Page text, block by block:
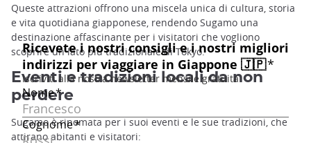
Queste attrazioni offrono una miscela unica di cultura, storia
e vita quotidiana giapponese, rendendo Sugamo una
destinazione affascinante per i visitatori che vogliono
scoprire un lato più tradizionale di Tokyo.
Eventi e tradizioni locali da non
perdere
Sugamo è rinomata per i suoi eventi e le sue tradizioni, che
attirano abitanti e visitatori: